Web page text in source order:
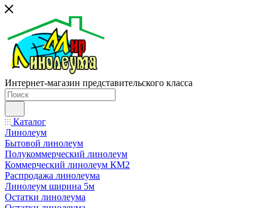
Интернет-магазин представительского класса
Каталог
Линолеум
Бытовой линолеум
Полукоммерческий линолеум
Коммерческий линолеум КМ2
Распродажа линолеума
Линолеум ширина 5м
Остатки линолеума